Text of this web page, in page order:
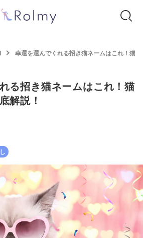
幸運を運んでくれる招き猫ネームはこれ！猫
る招き猫ネームはこれ！猫
解説！